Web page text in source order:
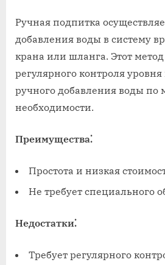
Ручная подпитка
добавления воды в систему
крана или шланга. Этот метод
регулярного контроля
ручного добавления воды по
необходимости.
Преимущества⁚
Простота и низкая
Не требует специального
Недостатки⁚
Требует регулярного